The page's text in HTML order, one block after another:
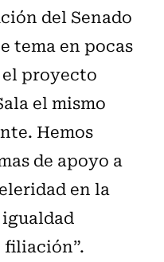
del Senado
tema en pocas
el proyecto
el mismo
Hemos
de apoyo a
en la
filiación”.